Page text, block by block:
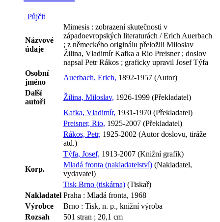
Půjčit
Názvové
údaje
Mimesis : zobrazení skutečnosti v
západoevropských literaturách / Erich Auerbach
; z německého originálu přeložili Miloslav
Žilina, Vladimír Kafka a Rio Preisner ; doslov
napsal Petr Rákos ; graficky upravil Josef Týfa
Osobní
jméno
Auerbach, Erich, 1892-1957 (Autor)
Další
autoři
Žilina, Miloslav, 1926-1999 (Překladatel)
Kafka, Vladimír, 1931-1970 (Překladatel)
Preisner, Rio, 1925-2007 (Překladatel)
Rákos, Petr, 1925-2002 (Autor doslovu, tiráže
atd.)
Týfa, Josef, 1913-2007 (Knižní grafik)
Korp.
Mladá fronta (nakladatelství) (Nakladatel,
vydavatel)
Tisk Brno (tiskárna) (Tiskař)
Nakladatel Praha : Mladá fronta, 1968
Výrobce
Brno : Tisk, n. p., knižní výroba
Rozsah
501 stran ; 20,1 cm